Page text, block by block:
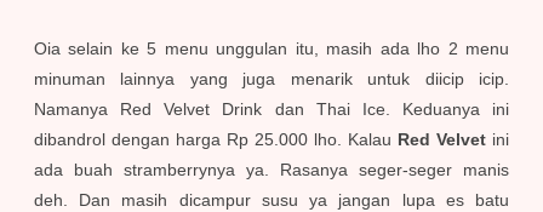
Oia selain ke 5 menu unggulan itu, masih ada lho 2 menu
minuman lainnya yang juga menarik untuk diicip icip.
Namanya Red Velvet Drink dan Thai Ice. Keduanya ini
dibandrol dengan harga Rp 25.000 lho. Kalau Red Velvet ini
ada buah stramberrynya ya. Rasanya seger-seger manis
deh. Dan masih dicampur susu ya jangan lupa es batu